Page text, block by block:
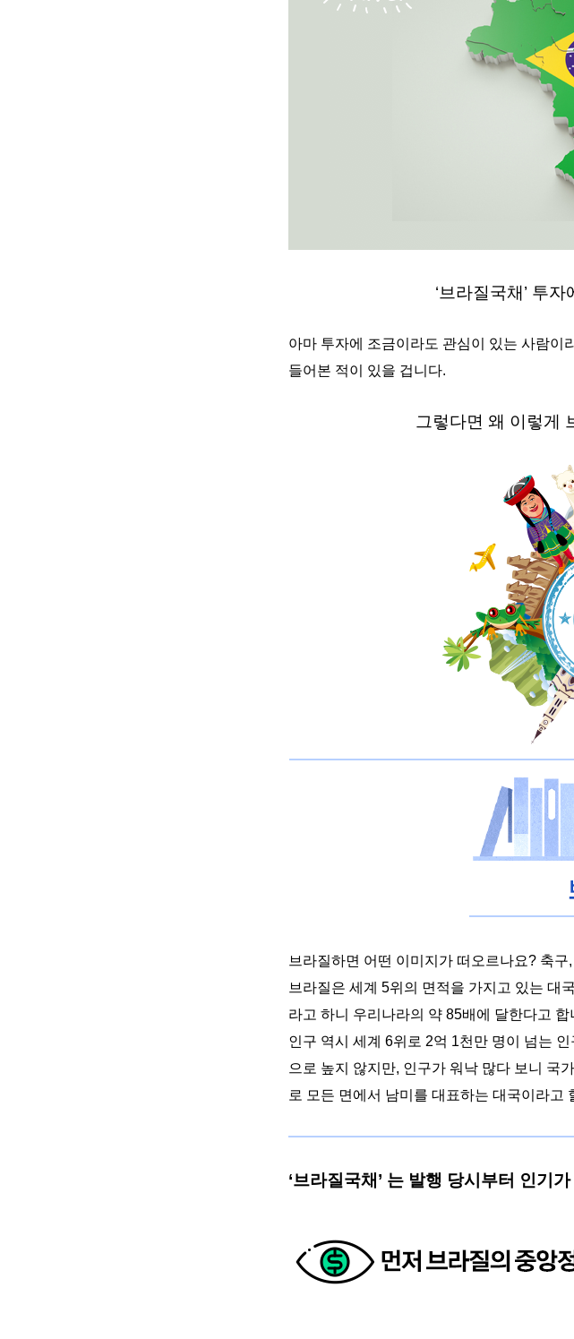
‘브라질국채 ’ 투자
아마 투자에 조금이라도 관심이 있는 사람이
들어본 적이 있을 겁니다.
그렇다면 왜 이렇게
브라질하면 어떤 이미지가 떠오르나요? 축구,
브라질은 세계 5위의 면적을 가지고 있는 대국
라고 하니 우리나라의 약 85배에 달한다고 합
인구 역시 세계 6위로 2억 1천만 명이 넘는
으로 높지 않지만, 인구가 워낙 많다 보니 국가
로 모든 면에서 남미를 대표하는 대국이라고
‘브라질국채 ’ 는 발행 당시부터 인기